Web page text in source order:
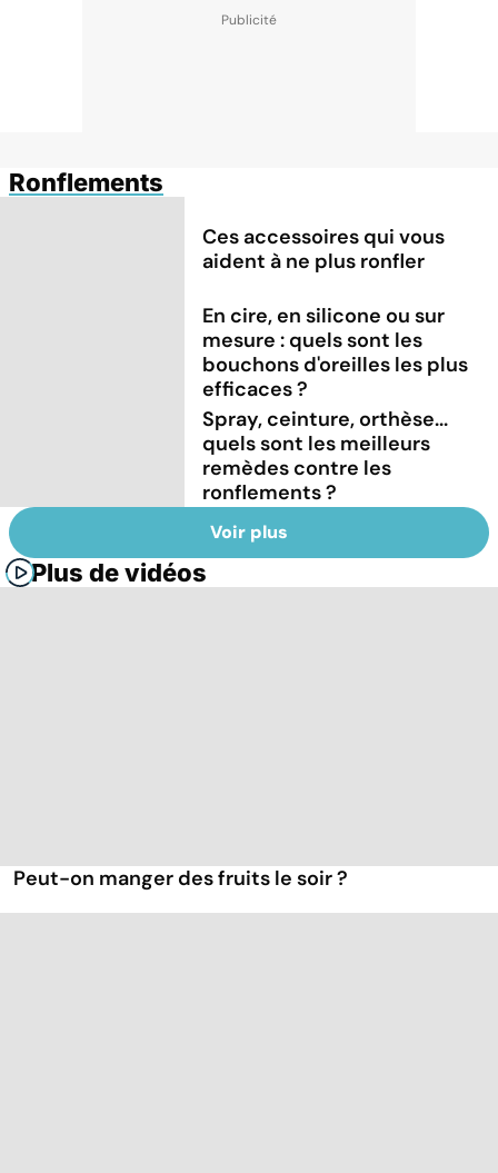
Ronflements
Ces accessoires qui vous
aident à ne plus ronfler
En cire, en silicone ou sur
mesure : quels sont les
bouchons d'oreilles les plus
efficaces ?
Spray, ceinture, orthèse...
quels sont les meilleurs
remèdes contre les
ronflements ?
Voir plus
Plus de vidéos
Peut-on manger des fruits le soir ?